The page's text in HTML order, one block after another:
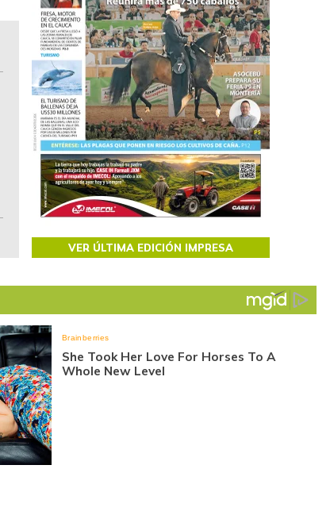
02
BITÁCORA EMPRESARIAL 10.000 LR
Recopilación clasificada por sectores
regiones del comportamiento general y
de las 10.000 primeras empresas en ventas
Colombia.
VER ÚLTIMA EDICIÓN IMPRESA